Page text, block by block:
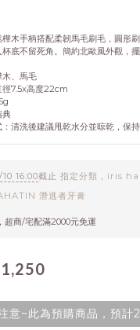
樺木手柄搭配柔韌馬毛刷毛，圓形
底不留死角。簡約北歐風外觀，
木、馬毛
徑7.5x高度22cm
典
清洗後建議甩乾水分並晾乾，保
16:00截止 指定分類，iris
潛逃者牙膏
超商/宅配滿2000元免運
意~此為預購商品，預